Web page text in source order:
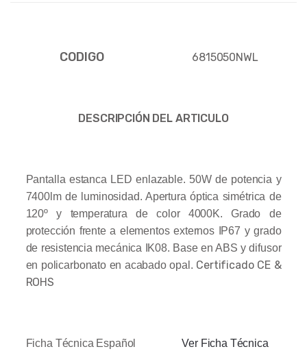
CODIGO 6815050NWL
DESCRIPCIÓN DEL ARTICULO
Pantalla estanca LED enlazable. 50W de potencia y
7400lm de luminosidad. Apertura óptica simétrica de
120º y temperatura de color 4000K. Grado de
protección frente a elementos externos IP67 y grado
de resistencia mecánica IK08. Base en ABS y difusor
en policarbonato en acabado opal. Certificado CE &
ROHS
Ficha Técnica Español Ver Ficha Técnica